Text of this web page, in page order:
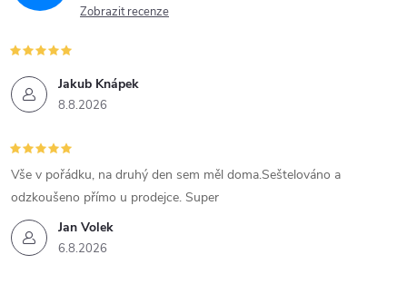
Zobrazit recenze
Jakub Knápek
8.8.2026
Jan Volek
6.8.2026
Vše v pořádku, na druhý den sem měl doma.Seštelováno a
odzkoušeno přímo u prodejce. Super